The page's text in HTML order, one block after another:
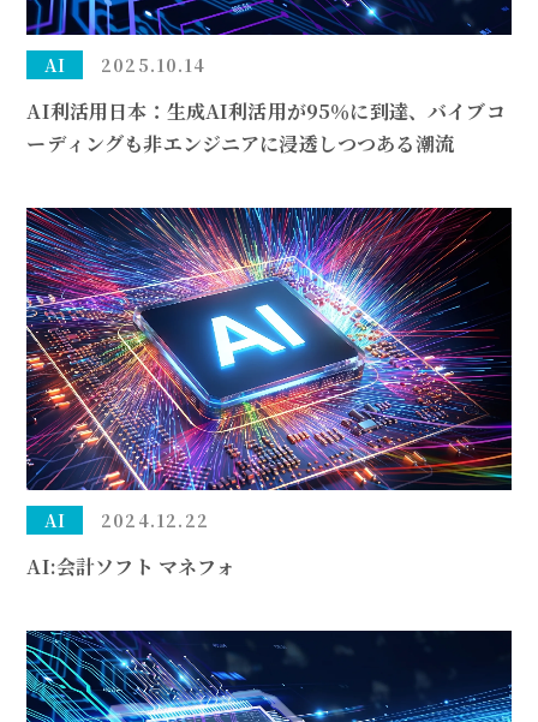
AI 2025.10.14
AI利活用日本：生成AI利活用が95％に到達、バイブコ
ーディングも非エンジニアに浸透しつつある潮流
AI 2024.12.22
AI:会計ソフト マネフォ